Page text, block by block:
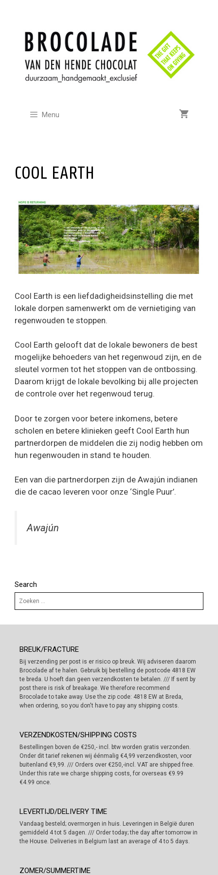
Menu
COOL EARTH
Cool Earth is een liefdadigheidsinstelling die met
lokale dorpen samenwerkt om de vernietiging van
regenwouden te stoppen.
Cool Earth gelooft dat de lokale bewoners de best
mogelijke behoeders van het regenwoud zijn, en de
sleutel vormen tot het stoppen van de ontbossing.
Daarom krijgt de lokale bevolking bij alle projecten
de controle over het regenwoud terug.
Door te zorgen voor betere inkomens, betere
scholen en betere klinieken geeft Cool Earth hun
partnerdorpen de middelen die zij nodig hebben om
hun regenwouden in stand te houden.
Een van die partnerdorpen zijn de Awajún indianen
die de cacao leveren voor onze ‘Single Puur’.
Awajún
Search
naar:
BREUK/FRACTURE
Bij verzending per post is er risico op breuk. Wij adviseren daarom
Brocolade af te halen. Gebruik bij bestelling de postcode 4818 EW
te breda. U hoeft dan geen verzendkosten te betalen. /// If sent by
post there is risk of breakage. We therefore recommend
Brocolade to take away. Use the zip code: 4818 EW at Breda,
when ordering, so you don't have to pay any shipping costs.
VERZENDKOSTEN/SHIPPING COSTS
Bestellingen boven de €250,- incl. btw worden gratis verzonden.
Onder dit tarief rekenen wij éénmalig €4,99 verzendkosten, voor
buitenland €9,99. /// Orders over €250,-incl. VAT are shipped free.
Under this rate we charge shipping costs, for overseas €9.99
€4.99 once.
LEVERTIJD/DELIVERY TIME
Vandaag besteld; overmorgen in huis. Leveringen in België duren
gemiddeld 4 tot 5 dagen. /// Order today; the day after tomorrow in
the House. Deliveries in Belgium last an average of 4 to 5 days.
ZOMER/SUMMERTIME